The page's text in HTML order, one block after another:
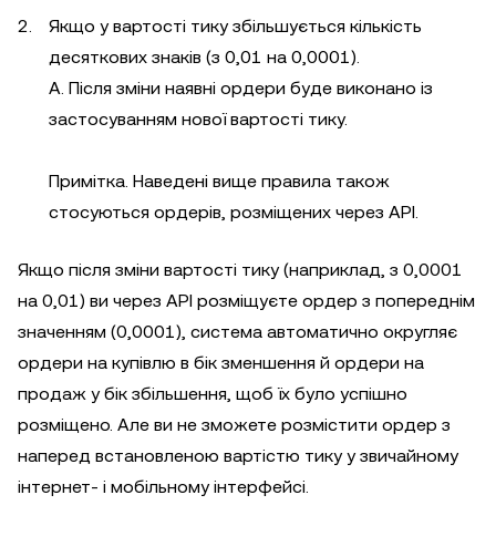
Якщо у вартості тику збільшується кількість
десяткових знаків (з 0,01 на 0,0001).
A. Після зміни наявні ордери буде виконано із
застосуванням нової вартості тику.
Примітка. Наведені вище правила також
стосуються ордерів, розміщених через API.
Якщо після зміни вартості тику (наприклад, з 0,0001
на 0,01) ви через API розміщуєте ордер з попереднім
значенням (0,0001), система автоматично округляє
ордери на купівлю в бік зменшення й ордери на
продаж у бік збільшення, щоб їх було успішно
розміщено. Але ви не зможете розмістити ордер з
наперед встановленою вартістю тику у звичайному
інтернет- і мобільному інтерфейсі.